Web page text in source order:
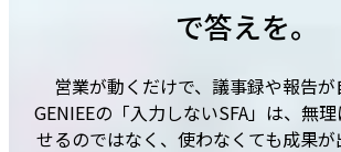
で答えを。
営業が動くだけで、議事録や報告が
GENIEEの「入力しないSFA」は、無
せるのではなく、使わなくても成果